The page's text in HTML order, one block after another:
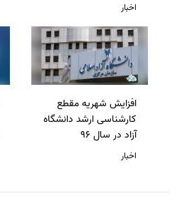
اخبار
افزایش شهریه مقطع
کارشناسی ارشد دانشگاه
آزاد در سال 96
اخبار